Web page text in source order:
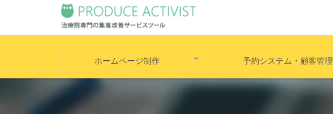
ホームページ制作 予約システム・顧客管理